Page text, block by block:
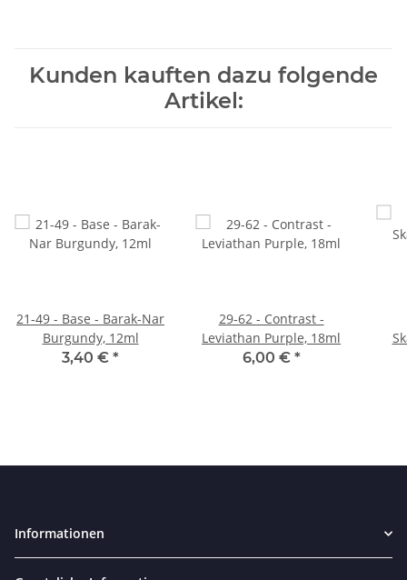
Kunden kauften dazu folgende
Artikel:
21-49 - Base - Barak-Nar
Burgundy, 12ml
3,40 € *
29-62 - Contrast -
Leviathan Purple, 18ml
6,00 € *
Informationen